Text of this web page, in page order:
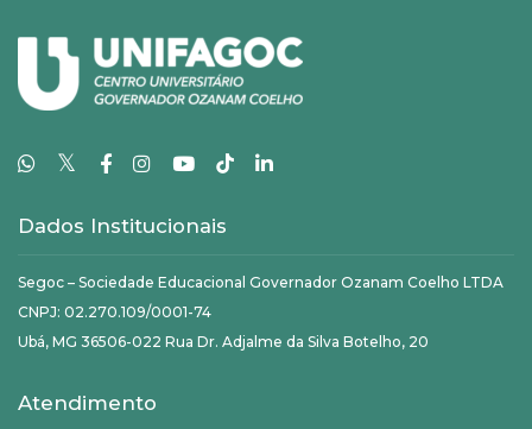
𝕏
Dados Institucionais
Segoc – Sociedade Educacional Governador Ozanam Coelho LTDA
CNPJ: 02.270.109/0001-74
Ubá, MG 36506-022 Rua Dr. Adjalme da Silva Botelho, 20
Atendimento